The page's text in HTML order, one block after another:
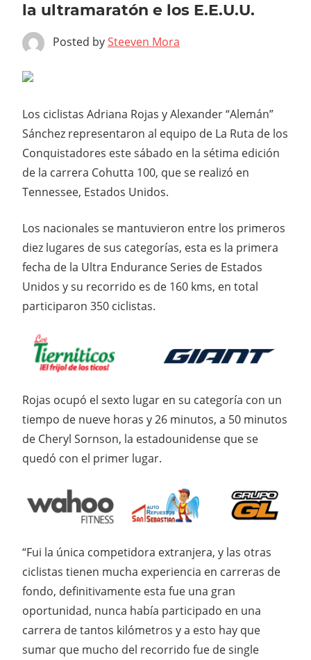
la ultramaratón e los E.E.U.U.
Posted bySteeven Mora
Los ciclistas Adriana Rojas y Alexander “Alemán”
Sánchez representaron al equipo de La Ruta de los
Conquistadores este sábado en la sétima edición
de la carrera Cohutta 100, que se realizó en
Tennessee, Estados Unidos.
Los nacionales se mantuvieron entre los primeros
diez lugares de sus categorías, esta es la primera
fecha de la Ultra Endurance Series de Estados
Unidos y su recorrido es de 160 kms, en total
participaron 350 ciclistas.
Rojas ocupó el sexto lugar en su categoría con un
tiempo de nueve horas y 26 minutos, a 50 minutos
de Cheryl Sornson, la estadounidense que se
quedó con el primer lugar.
“Fui la única competidora extranjera, y las otras
ciclistas tienen mucha experiencia en carreras de
fondo, definitivamente esta fue una gran
oportunidad, nunca había participado en una
carrera de tantos kilómetros y a esto hay que
sumar que mucho del recorrido fue de single